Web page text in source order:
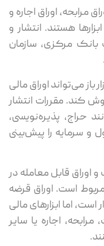
مرابحه، اوراق اجاره و
هستند. انتشار و
بانک مرکزی، سازمان
می‌تواند اوراق مالی
کند. مقررات انتشار
حراج، پذیره‌نویسی،
و سرمایه را پیش‌بینی
اوراق قابل معامله در
است. اوراق قرضه
اما ابزارهای مالی
مرابحه، اجاره یا سایر